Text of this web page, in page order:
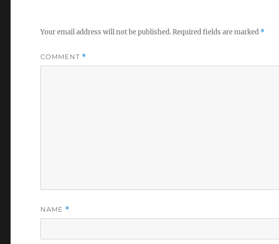
Your email address will not be published.Required fields are marked *
COMMENT *
NAME *